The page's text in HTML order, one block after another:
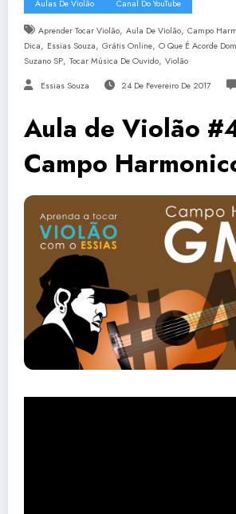
Aulas De Violão Canal Do YouTube
Aprender Tocar Violão, Aula De Violão, Campo
Dica, Essias Souza, Grátis Online, O Que É Acorde
Suzano SP, Tocar Música De Ouvido, Violão
Essias Souza 24 De Fevereiro De 2017
Aula de Violão
Campo